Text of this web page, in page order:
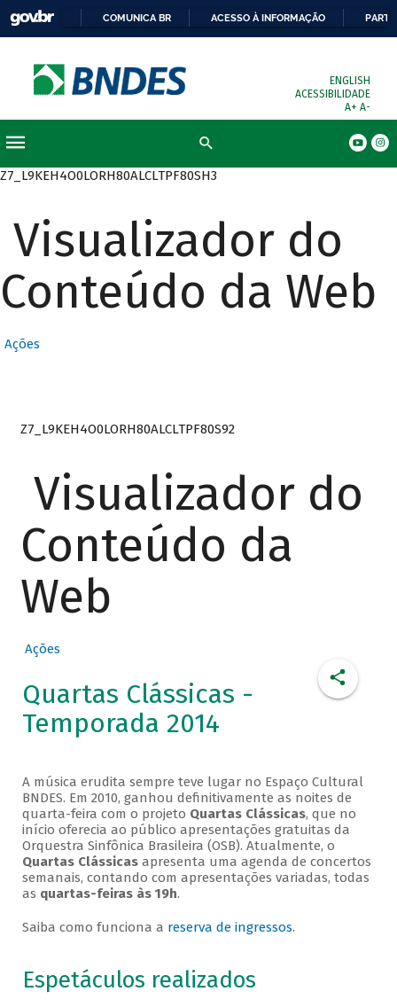
COMUNICA BR ACESSO À INFORMAÇÃO
ENGLISH
ACESSIBILIDADE
A+ A-
Z7_L9KEH4O0LORH80ALCLTPF80SH3
Visualizador do
Conteúdo da Web
Ações
Z7_L9KEH4O0LORH80ALCLTPF80S92
Visualizador do
Conteúdo da
Web
Ações
Quartas Clássicas -
Temporada 2014
A música erudita sempre teve lugar no Espaço Cultural
BNDES. Em 2010, ganhou definitivamente as noites de
quarta-feira com o projeto Quartas Clássicas, que no
início oferecia ao público apresentações gratuitas da
Orquestra Sinfônica Brasileira (OSB). Atualmente, o
Quartas Clássicasapresenta uma agenda de concertos
semanais, contando com apresentações variadas, todas
as quartas-feiras às 19h.
Saiba como funciona a reserva de ingressos.
Espetáculos realizados